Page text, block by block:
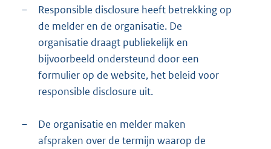
–
Responsible disclosure heeft betrekking op
de melder en de organisatie. De
organisatie draagt publiekelijk en
bijvoorbeeld ondersteund door een
formulier op de website, het beleid voor
responsible disclosure uit.
–
De organisatie en melder maken
afspraken over de termijn waarop de